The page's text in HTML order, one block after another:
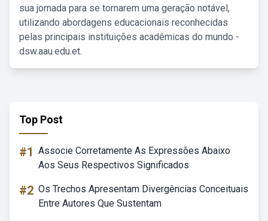
sua jornada para se tornarem uma geração notável,
utilizando abordagens educacionais reconhecidas
pelas principais instituições acadêmicas do mundo -
dsw.aau.edu.et.
Top Post
#1 Associe Corretamente As Expressões Abaixo
Aos Seus Respectivos Significados
#2 Os Trechos Apresentam Divergências Conceituais
Entre Autores Que Sustentam